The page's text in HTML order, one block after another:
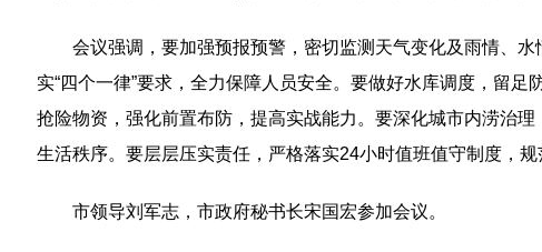
会议强调，要加强预报预警，密切监测天气变化及雨情、
实“四个一律”要求，全力保障人员安全。要做好水库调度，留
抢险物资，强化前置布防，提高实战能力。要深化城市内涝治
生活秩序。要层层压实责任，严格落实24小时值班值守制度，
市领导刘军志，市政府秘书长宋国宏参加会议。